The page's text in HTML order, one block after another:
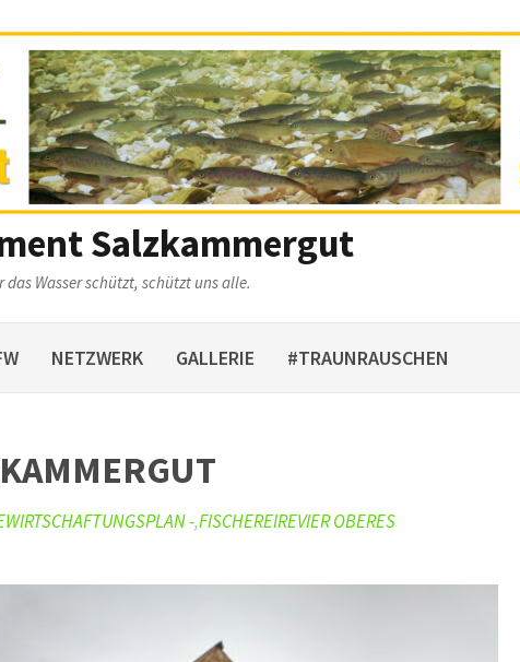
Salzkammergut
das Wasser schützt, schützt uns alle.
NETZWERK GALLERIE #TRAUNRAUSCHEN
-,FISCHEREIREVIER OBERES